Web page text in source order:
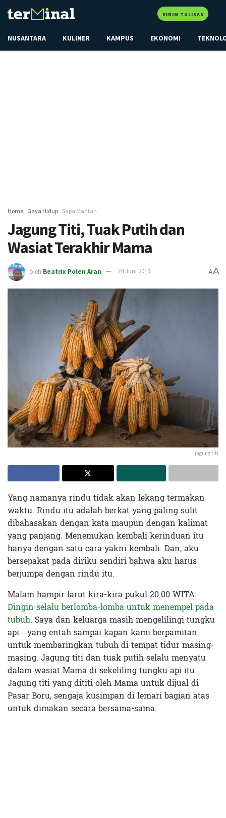
KIRIM TULISAN
NUSANTARA KULINER KAMPUS EKONOMI
Home Gaya Hidup Sapa Mantan
Jagung Titi, Tuak Putih dan
Wasiat Terakhir Mama
oleh Beatrix Polen Aran 24 Juni 2019 AA
jagung titi
Yang namanya rindu tidak akan lekang termakan
waktu. Rindu itu adalah berkat yang paling sulit
dibahasakan dengan kata maupun dengan kalimat
yang panjang. Menemukan kembali kerinduan itu
hanya dengan satu cara yakni kembali. Dan, aku
bersepakat pada diriku sendiri bahwa aku harus
berjumpa dengan rindu itu.
Malam hampir larut kira-kira pukul 20.00 WITA.
Dingin selalu berlomba-lomba untuk menempel pada
tubuh. Saya dan keluarga masih mengelilingi tungku
api—yang entah sampai kapan kami berpamitan
untuk membaringkan tubuh di tempat tidur masing-
masing. Jagung titi dan tuak putih selalu menyatu
dalam wasiat Mama di sekeliling tungku api itu.
Jagung titi yang dititi oleh Mama untuk dijual di
Pasar Boru, sengaja kusimpan di lemari bagian atas
untuk dimakan secara bersama-sama.